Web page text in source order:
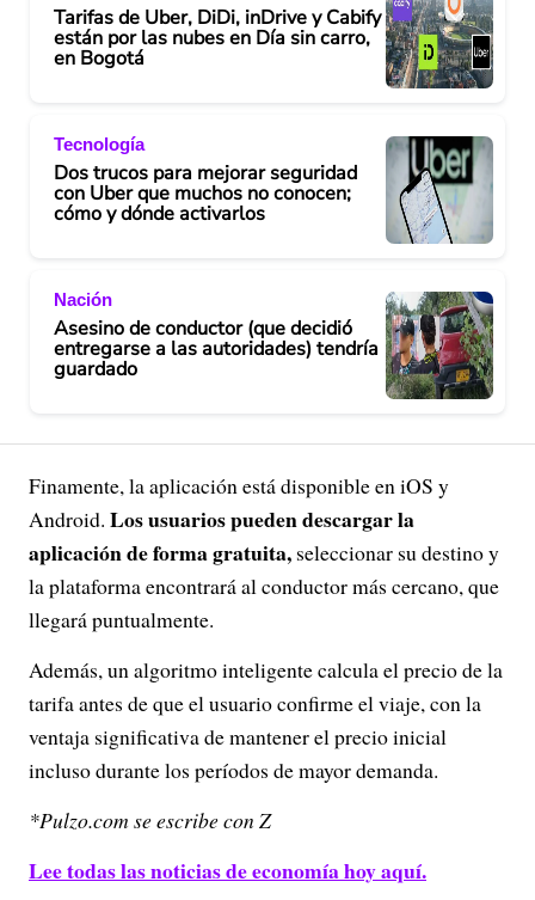
Tarifas de Uber, DiDi, inDrive y Cabify
están por las nubes en Día sin carro,
en Bogotá
Tecnología
Dos trucos para mejorar seguridad
con Uber que muchos no conocen;
cómo y dónde activarlos
Nación
Asesino de conductor (que decidió
entregarse a las autoridades) tendría
guardado
Finamente, la aplicación está disponible en iOS y
Android. Los usuarios pueden descargar la
aplicación de forma gratuita, seleccionar su destino y
la plataforma encontrará al conductor más cercano, que
llegará puntualmente.
Además, un algoritmo inteligente calcula el precio de la
tarifa antes de que el usuario confirme el viaje, con la
ventaja significativa de mantener el precio inicial
incluso durante los períodos de mayor demanda.
*Pulzo.com se escribe con Z
Lee todas las noticias de economía hoy aquí.